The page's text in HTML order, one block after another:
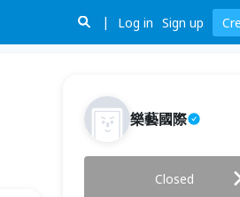
Log in Sign up
樂藝國際
2016.10.01 (Sat) 13:15 -
Closed